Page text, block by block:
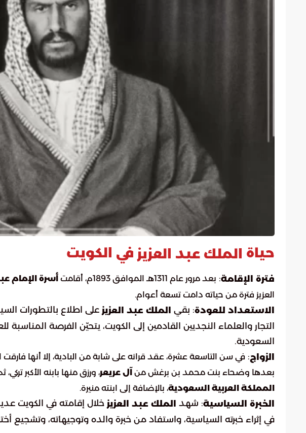
حياة الملك عبد العزيز في الكويت
فترة الإقامة: بعد مرور عام 1311هـ الموافق 1893م، أقامت أسرة الإمام
العزيز فترة من حياته دامت تسعة أعوام.
الاستعداد للعودة: بقي الملك عبد العزيز على اطلاع بالتطورات
التجار والعلماء النجديين القادمين إلى الكويت، يتحيّن الفرصة
السعودية.
الزواج: في سن التاسعة عشرة، عقد قرانه على شابة من البادية، إلا أنها
بعدها وضحاء بنت محمد بن برغش من آل عريعر، ورزق منها بابنه الأكبر
المملكة العربية السعودية، بالإضافة إلى ابنته منيرة.
الخبرة السياسية: شهد الملك عبد العزيز خلال إقامته في الكويت
في إثراء خبرته السياسية، واستفاد من خبرة والده وتوجيهاته، وتشجيع